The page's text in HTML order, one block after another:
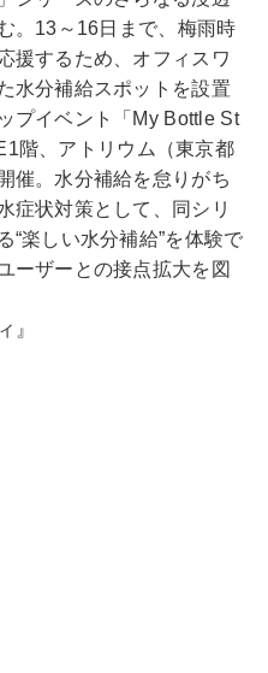
。13～16日まで、梅雨時
援するため、オフィスワ
水分補給スポットを設置
プイベント「My Bottle St
階、アトリウム（東京都
催。水分補給を怠りがち
症状対策として、同シリ
“楽しい水分補給”を体験で
ーザーとの接点拡大を図
』